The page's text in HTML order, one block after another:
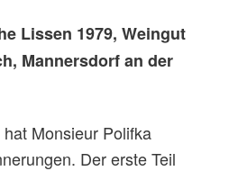
Lissen 1979, Weingut
Mannersdorf an der
Monsieur Polifka
Der erste Teil